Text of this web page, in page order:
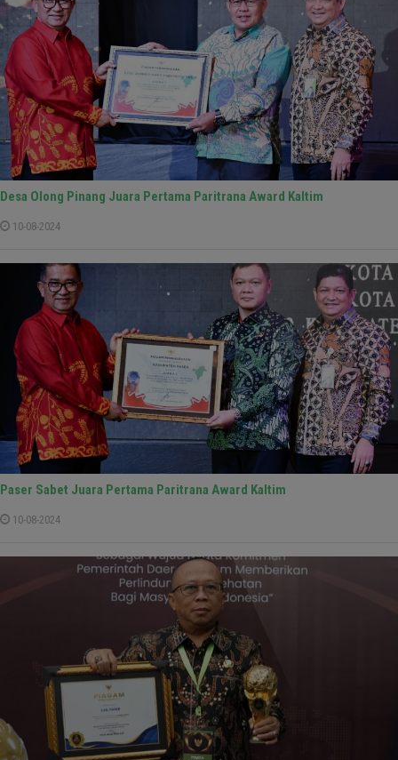
Desa Olong Pinang Juara Pertama Paritrana Award Kaltim
10-08-2024
Paser Sabet Juara Pertama Paritrana Award Kaltim
10-08-2024